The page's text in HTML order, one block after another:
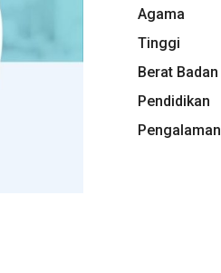
Agama
Tinggi
Berat Badan
Pendidikan
Pengalaman